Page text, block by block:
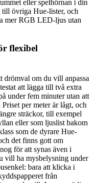
eller spelhörnan i din
övriga Hue-lister, och
mer RGB LED-ljus utan
flexibel
om du vill anpassa
att lägga till två extra
under fem minuter utan att
per meter är lågt, och
sträckor, till exempel
eller som ljuslist bakom
som de dyrare Hue-
det finns gott om
för att synas även i
vill ha mysbelysning under
bara att klicka i
från